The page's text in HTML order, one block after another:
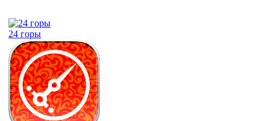
24 горы